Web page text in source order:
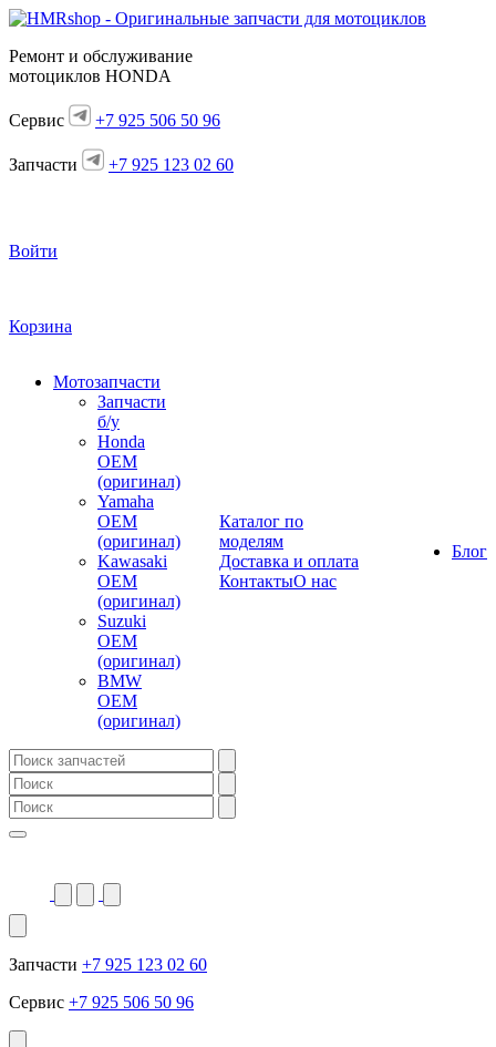
Ремонт и обслуживание
мотоциклов HONDA
Сервис +7 925 506 50 96
Запчасти +7 925 123 02 60
Войти
Корзина
Мотозапчасти
Запчасти
б/у
Honda
OEM
(оригинал)
Yamaha
OEM
(оригинал)
Kawasaki
OEM
(оригинал)
Suzuki
OEM
(оригинал)
BMW
OEM
(оригинал)
Каталог по
моделям
Доставка и оплата
КонтактыО нас
Блог
Запчасти +7 925 123 02 60
Сервис +7 925 506 50 96